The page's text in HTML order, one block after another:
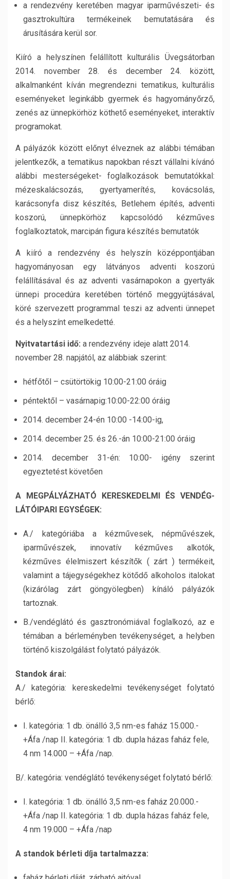
a rendezvény keretében magyar iparművészeti- és
gasztrokultúra termékeinek bemutatására és
árusítására kerül sor.
Kiíró a helyszínen felállított kulturális Üvegsátorban
2014. november 28. és december 24. között,
alkalmanként kíván megrendezni tematikus, kulturális
eseményeket leginkább gyermek és hagyományőrző,
zenés az ünnepkörhöz köthető eseményeket, interaktív
programokat.
A pályázók között előnyt élveznek az alábbi témában
jelentkezők, a tematikus napokban részt vállalni kívánó
alábbi mesterségeket- foglalkozások bemutatókkal:
mézeskalácsozás, gyertyamerítés, kovácsolás,
karácsonyfa disz készítés, Betlehem építés, adventi
koszorú, ünnepkörhöz kapcsolódó kézműves
foglalkoztatok, marcipán figura készítés bemutatók
A kiíró a rendezvény és helyszín középpontjában
hagyományosan egy látványos adventi koszorú
felállításával és az adventi vasárnapokon a gyertyák
ünnepi procedúra keretében történő meggyújtásával,
köré szervezett programmal teszi az adventi ünnepet
és a helyszínt emelkedetté.
Nyitvatartási idő: a rendezvény ideje alatt 2014.
november 28. napjától, az alábbiak szerint:
hétfőtől – csütörtökig 10:00-21:00 óráig
péntektől – vasárnapig:10:00-22:00 óráig
2014. december 24-én 10:00 -14:00-ig,
2014. december 25. és 26.-án 10:00-21:00 óráig
2014. december 31-én: 10:00- igény szerint
egyeztetést követően
A MEGPÁLYÁZHATÓ KERESKEDELMI ÉS VENDÉG-
LÁTÓIPARI EGYSÉGEK:
A./ kategóriába a kézművesek, népművészek,
iparművészek, innovatív kézműves alkotók,
kézműves élelmiszert készítők ( zárt ) termékeit,
valamint a tájegységekhez kötődő alkoholos italokat
(kizárólag zárt göngyölegben) kínáló pályázók
tartoznak.
B./vendéglátó és gasztronómiával foglalkozó, az e
témában a bérleményben tevékenységet, a helyben
történő kiszolgálást folytató pályázók.
Standok árai:
A./ kategória: kereskedelmi tevékenységet folytató
bérlő:
I. kategória: 1 db. önálló 3,5 nm-es faház 15.000.-
+Áfa /nap II. kategória: 1 db. dupla házas faház fele,
4 nm 14.000 – +Áfa /nap.
B/. kategória: vendéglátó tevékenységet folytató bérlő:
I. kategória: 1 db. önálló 3,5 nm-es faház 20.000.-
+Áfa /nap II. kategória: 1 db. dupla házas faház fele,
4 nm 19.000 – +Áfa /nap
A standok bérleti díja tartalmazza: